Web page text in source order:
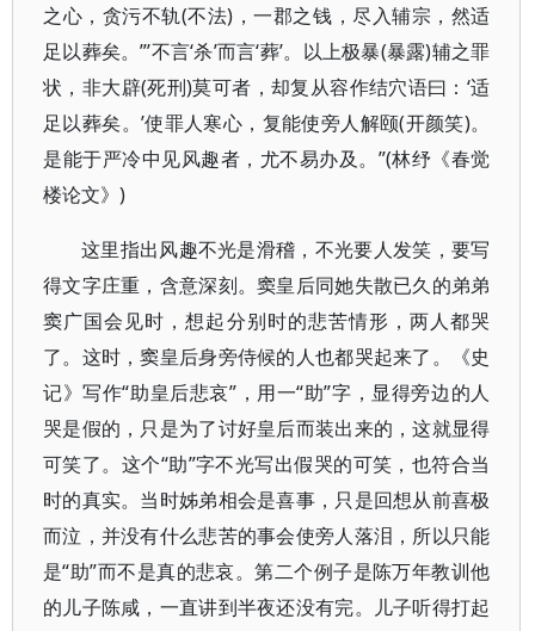
之心，贪污不轨(不法)，一郡之钱，尽入辅宗，然适
足以葬矣。”’不言‘杀’而言‘葬’。以上极暴(暴露)辅之罪
状，非大辟(死刑)莫可者，却复从容作结穴语曰：‘适
足以葬矣。’使罪人寒心，复能使旁人解颐(开颜笑)。
是能于严冷中见风趣者，尤不易办及。”(林纾《春觉
楼论文》)
这里指出风趣不光是滑稽，不光要人发笑，要写
得文字庄重，含意深刻。窦皇后同她失散已久的弟弟
窦广国会见时，想起分别时的悲苦情形，两人都哭
了。这时，窦皇后身旁侍候的人也都哭起来了。《史
记》写作“助皇后悲哀”，用一“助”字，显得旁边的人
哭是假的，只是为了讨好皇后而装出来的，这就显得
可笑了。这个“助”字不光写出假哭的可笑，也符合当
时的真实。当时姊弟相会是喜事，只是回想从前喜极
而泣，并没有什么悲苦的事会使旁人落泪，所以只能
是“助”而不是真的悲哀。第二个例子是陈万年教训他
的儿子陈咸，一直讲到半夜还没有完。儿子听得打起